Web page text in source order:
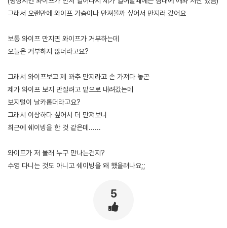
그래서 오랜만에 와이프 가슴이나 만져볼까 싶어서 만지러 갔어요
보통 와이프 만지면 와이프가 거부하는데
오늘은 거부하지 않더라고요?
그래서 와이프보고 제 꽈추 만지라고 손 가져다 놓곤
제가 와이프 보지 만질려고 밑으로 내려갔는데
보지털이 날카롭더라고요?
그래서 이상하다 싶어서 더 만져보니
최근에 쉐이빙을 한 것 같은데......
와이프가 저 몰래 누구 만나는건지?
수영 다니는 것도 아니고 쉐이빙을 왜 했을려나요;;
5